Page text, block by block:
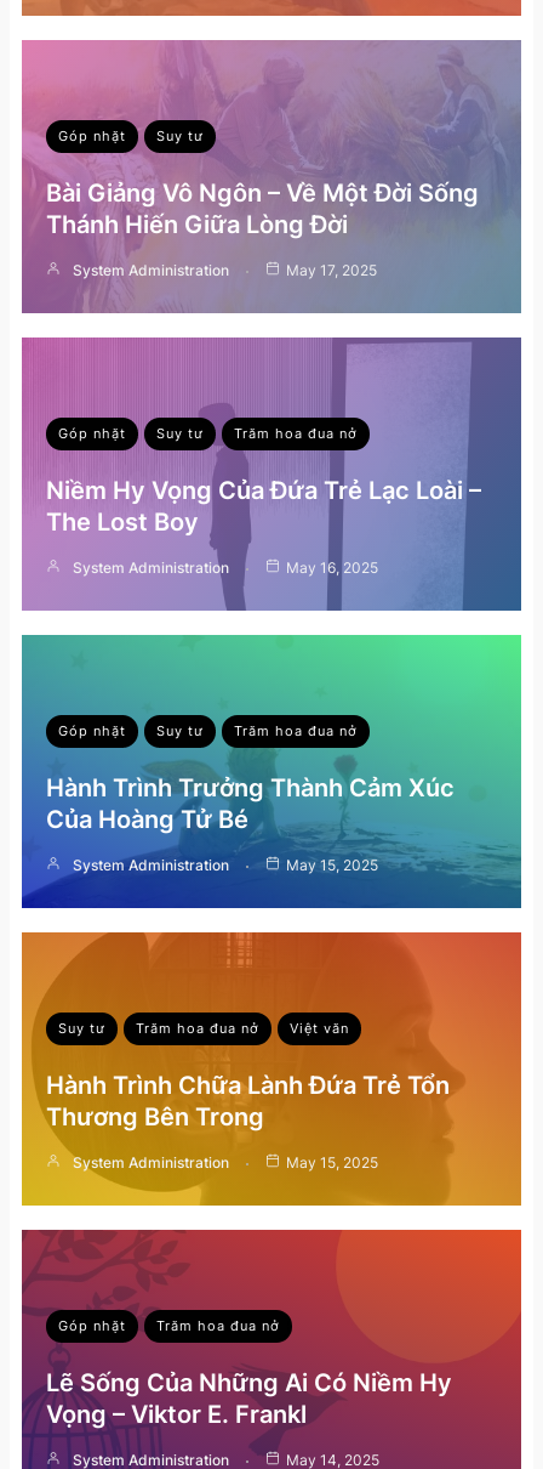
Góp nhặt Suy tư
Bài Giảng Vô Ngôn – Về Một Đời Sống
Thánh Hiến Giữa Lòng Đời
System Administration May 17, 2025
Góp nhặt Suy tư Trăm hoa đua nở
Niềm Hy Vọng Của Đứa Trẻ Lạc Loài –
The Lost Boy
System Administration May 16, 2025
Góp nhặt Suy tư Trăm hoa đua nở
Hành Trình Trưởng Thành Cảm Xúc
Của Hoàng Tử Bé
System Administration May 15, 2025
Suy tư Trăm hoa đua nở Việt văn
Hành Trình Chữa Lành Đứa Trẻ Tổn
Thương Bên Trong
System Administration May 15, 2025
Góp nhặt Trăm hoa đua nở
Lẽ Sống Của Những Ai Có Niềm Hy
Vọng – Viktor E. Frankl
System Administration May 14, 2025